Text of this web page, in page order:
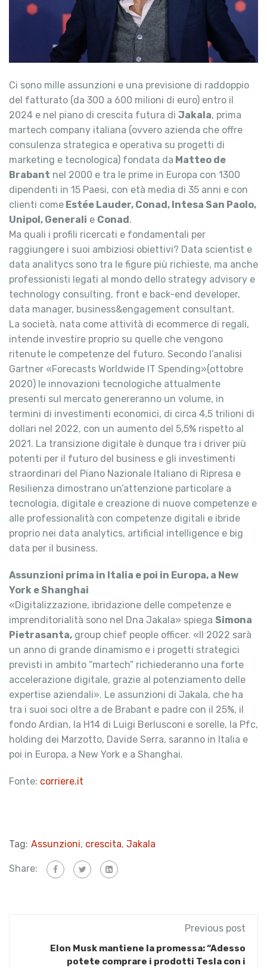
Ci sono mille assunzioni e una previsione di raddoppio
del fatturato (da 300 a 600 milioni di euro) entro il
2024 e nel piano di crescita futura di Jakala, prima
martech company italiana (ovvero azienda che offre
consulenza strategica e operativa su progetti di
marketing e tecnologica) fondata da Matteo de
Brabant nel 2000 e tra le prime in Europa con 1300
dipendenti in 15 Paesi, con età media di 35 anni e con
clienti come Estée Lauder, Conad, Intesa San Paolo,
Unipol, Generali e Conad.
Ma quali i profili ricercati e fondamentali per
raggiungere i suoi ambiziosi obiettivi? Data scientist e
data analitycs sono tra le figure più richieste, ma anche
professionisti legati al mondo dello strategy advisory e
technology consulting, front e back-end developer,
data manager, business&engagement consultant.
La società, nata come attività di ecommerce di regali,
intende investire proprio su quelle che vengono
ritenute le competenze del futuro. Secondo l’analisi
Gartner «Forecasts Worldwide IT Spending»(ottobre
2020) le innovazioni tecnologiche attualmente
presenti sul mercato genereranno un volume, in
termini di investimenti economici, di circa 4,5 trilioni di
dollari nel 2022, con un aumento del 5,5% rispetto al
2021. La transizione digitale è dunque tra i driver più
potenti per il futuro del business e gli investimenti
straordinari del Piano Nazionale Italiano di Ripresa e
Resilienza dimostrano un’attenzione particolare a
tecnologia, digitale e creazione di nuove competenze e
alle professionalità con competenze digitali e ibride
proprio nei data analytics, artificial intelligence e big
data per il business.
Assunzioni prima in Italia e poi in Europa, a New
York e Shanghai
«Digitalizzazione, ibridazione delle competenze e
imprenditorialità sono nel Dna Jakala» spiega Simona
Pietrasanta, group chief people officer. «Il 2022 sarà
un anno di grande dinamismo e i progetti strategici
previsti in ambito “martech” richiederanno una forte
accelerazione digitale, grazie al potenziamento delle
expertise aziendali». Le assunzioni di Jakala, che ha
tra i suoi soci oltre a de Brabant e padre con il 25%, il
fondo Ardian, la H14 di Luigi Berlusconi e sorelle, la Pfc,
holding dei Marzotto, Davide Serra, saranno in Italia e
poi in Europa, a New York e a Shanghai.
Fonte: corriere.it
Tag: Assunzioni, crescita, Jakala
Share:
Previous post
Elon Musk mantiene la promessa: “Adesso
potete comprare i prodotti Tesla con i